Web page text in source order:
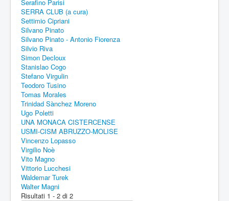
Serafino Parisi
SERRA CLUB (a cura)
Settimio Cipriani
Silvano Pinato
Silvano Pinato - Antonio Fiorenza
Silvio Riva
Simon Decloux
Stanislao Cogo
Stefano Virgulin
Teodoro Tusino
Tomas Morales
Trinidad Sànchez Moreno
Ugo Poletti
UNA MONACA CISTERCENSE
USMI-CISM ABRUZZO-MOLISE
Vincenzo Lopasso
Virgilio Noè
Vito Magno
Vittorio Lucchesi
Waldemar Turek
Walter Magni
Risultati 1 - 2 di 2